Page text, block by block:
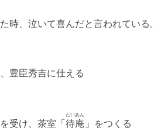
、泣いて喜んだと言われている。
豊臣秀吉に仕える
受け、茶室「待庵
たいあん
」をつくる